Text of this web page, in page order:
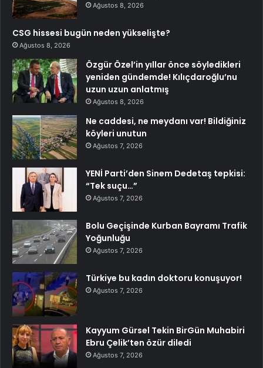
Ağustos 8, 2026
CSG hissesi bugün neden yükselişte?
Ağustos 8, 2026
Özgür Özel’in yıllar önce söyledikleri
yeniden gündemde! Kılıçdaroğlu’nu
uzun uzun anlatmış
Ağustos 8, 2026
Ne caddesi, ne meydanı var! Bildiğiniz
köyleri unutun
Ağustos 7, 2026
YENİ Parti’den Sinem Dedetaş tepkisi:
“Tek suçu…”
Ağustos 7, 2026
Bolu Geçişinde Kurban Bayramı Trafik
Yoğunluğu
Ağustos 7, 2026
Türkiye bu kadın doktoru konuşuyor!
Ağustos 7, 2026
Kayyum Gürsel Tekin BirGün Muhabiri
Ebru Çelik’ten özür diledi
Ağustos 7, 2026